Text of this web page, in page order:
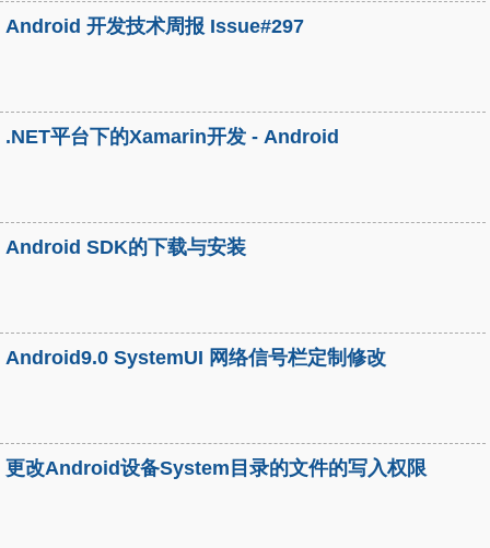
Android 开发技术周报 Issue#297
.NET平台下的Xamarin开发 - Android
Android SDK的下载与安装
Android9.0 SystemUI 网络信号栏定制修改
更改Android设备System目录的文件的写入权限